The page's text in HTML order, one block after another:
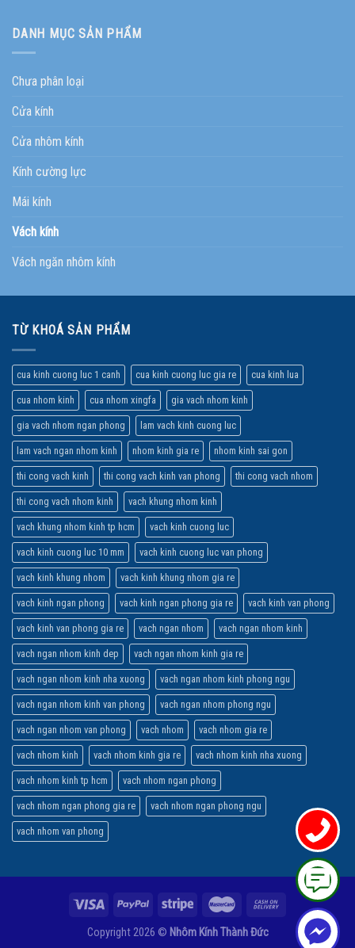
DANH MỤC SẢN PHẨM
Chưa phân loại
Cửa kính
Cửa nhôm kính
Kính cường lực
Mái kính
Vách kính
Vách ngăn nhôm kính
TỪ KHOÁ SẢN PHẨM
cua kinh cuong luc 1 canh cua kinh cuong luc gia re cua kinh lua
cua nhom kinh cua nhom xingfa gia vach nhom kinh
gia vach nhom ngan phong lam vach kinh cuong luc
lam vach ngan nhom kinh nhom kinh gia re nhom kinh sai gon
thi cong vach kinh thi cong vach kinh van phong thi cong vach nhom
thi cong vach nhom kinh vach khung nhom kinh
vach khung nhom kinh tp hcm vach kinh cuong luc
vach kinh cuong luc 10 mm vach kinh cuong luc van phong
vach kinh khung nhom vach kinh khung nhom gia re
vach kinh ngan phong vach kinh ngan phong gia re vach kinh van phong
vach kinh van phong gia re vach ngan nhom vach ngan nhom kinh
vach ngan nhom kinh dep vach ngan nhom kinh gia re
vach ngan nhom kinh nha xuong vach ngan nhom kinh phong ngu
vach ngan nhom kinh van phong vach ngan nhom phong ngu
vach ngan nhom van phong vach nhom vach nhom gia re
vach nhom kinh vach nhom kinh gia re vach nhom kinh nha xuong
vach nhom kinh tp hcm vach nhom ngan phong
vach nhom ngan phong gia re vach nhom ngan phong ngu
vach nhom van phong
Copyright 2026 © Nhôm Kính Thành Đức